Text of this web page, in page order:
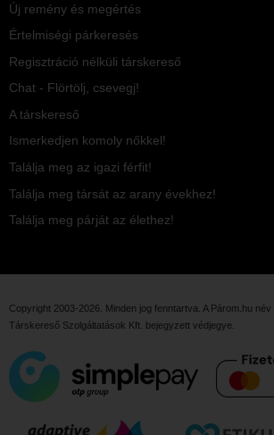
Új remény és megértés
Értelmiségi párkeresés
Regisztráció nélküli társkereső
Chat - Flörtölj, csevegj!
A társkereső
Ismerkedjen komoly nőkkel!
Találja meg az igazi férfit!
Találja meg társát az arany évekhez!
Találja meg párját az élethez!
Copyright 2003-2026. Minden jog fenntartva. A Párom.hu név
Társkereső Szolgáltatások Kft.
bejegyzett védjegye.